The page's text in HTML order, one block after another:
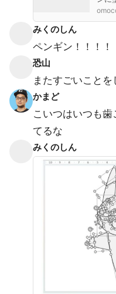
みくのしん
ペンギン！！！！
恐山
またすごいことを
かまど
こいつはいつも
てるな
みくのしん